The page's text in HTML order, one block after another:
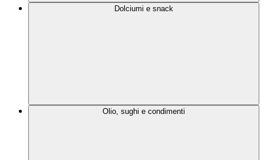
Dolciumi e snack
Olio, sughi e condimenti